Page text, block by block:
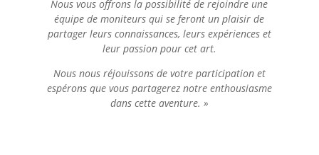
Nous vous offrons la possibilité de rejoindre une
équipe de moniteurs qui se feront un plaisir de
partager leurs connaissances, leurs expériences et
leur passion pour cet art.
Nous nous réjouissons de votre participation et
espérons que vous partagerez notre enthousiasme
dans cette aventure. »